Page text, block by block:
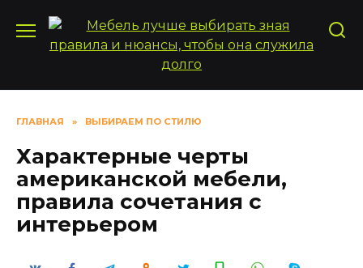
содержанию
ГЛАВНАЯ » ВЫБИРАЕМ ПО СТИЛЮ
Характерные черты
американской мебели,
правила сочетания с
интерьером